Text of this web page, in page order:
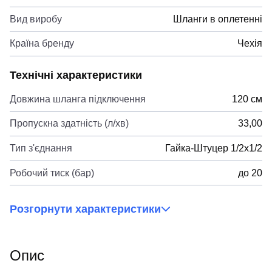
Вид виробу Шланги в оплетенні
Країна бренду Чехія
Технічні характеристики
Довжина шланга підключення 120 см
Пропускна здатність (л/хв) 33,00
Тип з'єднання Гайка-Штуцер 1/2x1/2
Робочий тиск (бар) до 20
Розгорнути характеристики
Опис